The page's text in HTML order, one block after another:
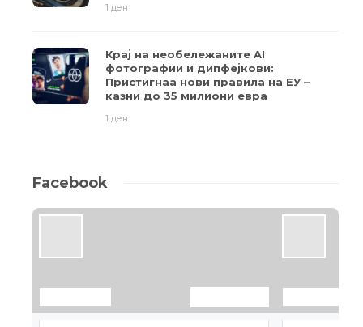
1 ден
Крај на необележаните AI
фотографии и дипфејкови:
Пристигнаа нови правила на ЕУ –
казни до 35 милиони евра
1 ден
Facebook